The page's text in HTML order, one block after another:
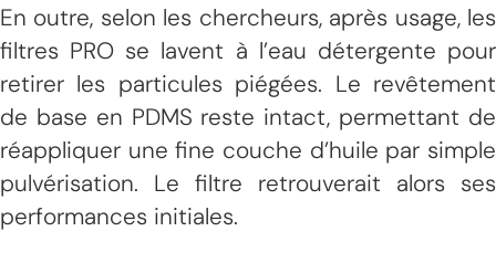
En outre, selon les chercheurs, après usage, les
filtres PRO se lavent à l’eau détergente pour
retirer les particules piégées. Le revêtement
de base en PDMS reste intact, permettant de
réappliquer une fine couche d’huile par simple
pulvérisation. Le filtre retrouverait alors ses
performances initiales.